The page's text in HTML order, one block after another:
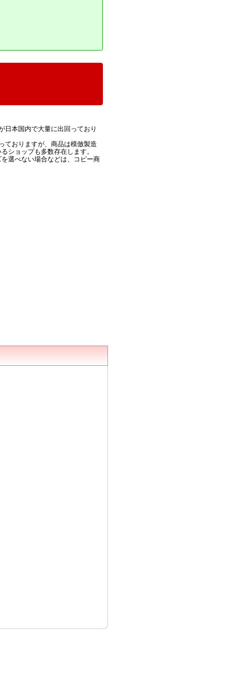
日本国内で大量に出回っており
ておりますが、商品は模倣製造
ショップも多数存在します。
選べない場合などは、コピー商